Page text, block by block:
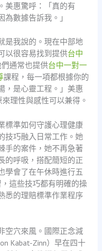
美惠驚呼：「真的有
數據告訴我。」
是我說的。現在中部地
以很容易找到提供台中
通常也提供台中一對一
課程，每一項都根據你的
，是心靈工程。」美惠
理性與感性可以兼得。
標準如何守護心理健康
技巧融入日常工作。她
手的案件，她不再急著
的呼吸，搭配簡短的正
學會了在午休時進行五
這些技巧都有明確的操
悉的理賠標準作業程序
空穴來風。國際正念減
Kabat-Zinn）早在四十